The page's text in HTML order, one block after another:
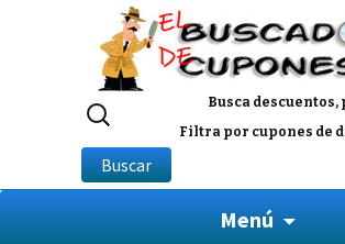
Busca
Filtra por cupones de
Buscar
por:
Buscar
Menú